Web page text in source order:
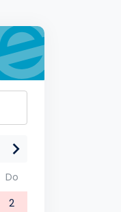
Do
2